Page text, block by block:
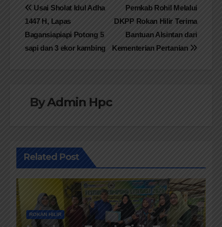
Navigasi
pos
Pemkab Rohil Melalui
DKPP Rokan Hilir Terima
Bantuan Alsintan dari
Kementerian Pertanian
Usai Sholat Idul Adha
1447 H, Lapas
Bagansiapiapi Potong 5
sapi dan 3 ekor kambing
ByAdmin Hpc
Related Post
ROKAN HILIR